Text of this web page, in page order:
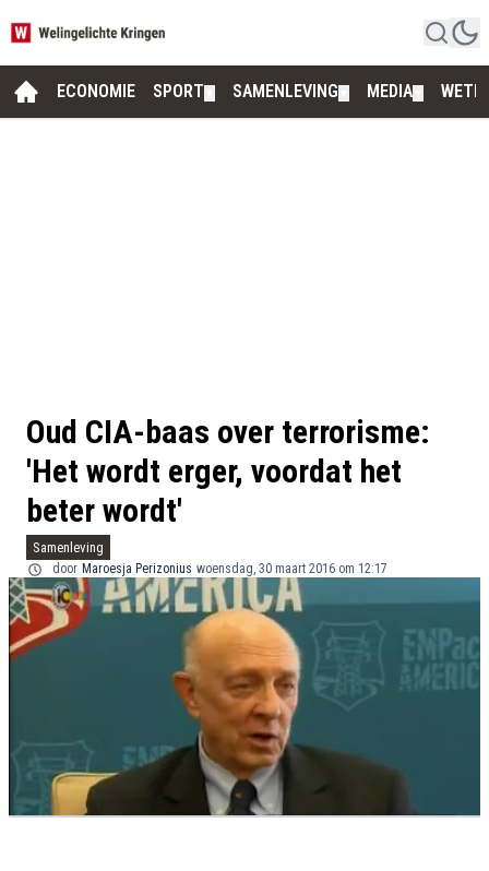
ECONOMIE SPORT SAMENLEVING MEDIA
Oud CIA-baas over terrorisme:
'Het wordt erger, voordat het
beter wordt'
Samenleving
door Maroesja Perizonius woensdag, 30 maart 2016 om 12:17